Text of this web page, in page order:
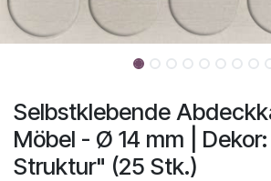
Selbstklebende
Möbel - Ø 14 mm |
Struktur" (25 Stk.)